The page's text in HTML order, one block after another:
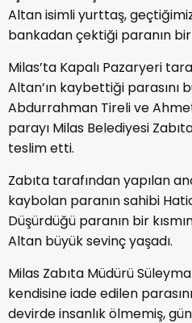
Altan isimli yurttaş,
bankadan çektiği paranın bir
Milas’ta Kapalı Pazaryeri
Altan’ın kaybettiği parasını
Abdurrahman Tireli ve
parayı Milas Belediyesi
teslim etti.
Zabıta tarafından yapılan
kaybolan paranın sahibi
Düşürdüğü paranın bir
Altan büyük sevinç yaşadı.
Milas Zabıta Müdürü
kendisine iade edilen
devirde insanlık ölmemiş,